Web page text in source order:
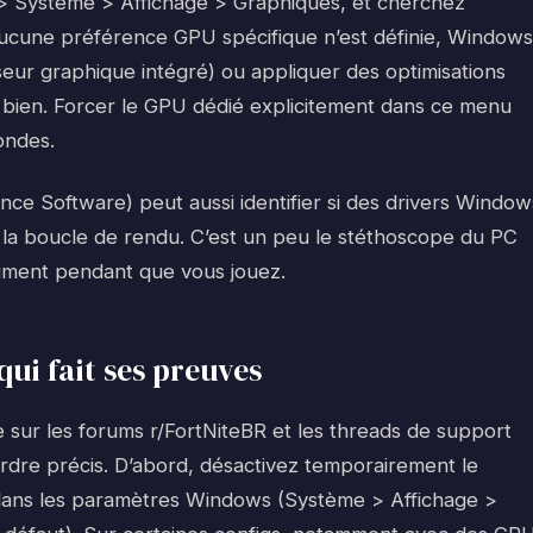
préférence GPU spécifique n’est définie, Windows
graphique intégré) ou appliquer des optimisations
Forcer le GPU dédié explicitement dans ce menu
Software) peut aussi identifier si des drivers
boucle de rendu. C’est un peu le stéthoscope du PC
pendant que vous jouez.
fait ses preuves
les forums r/FortNiteBR et les threads de support
précis. D’abord, désactivez temporairement le
les paramètres Windows (Système > Affichage >